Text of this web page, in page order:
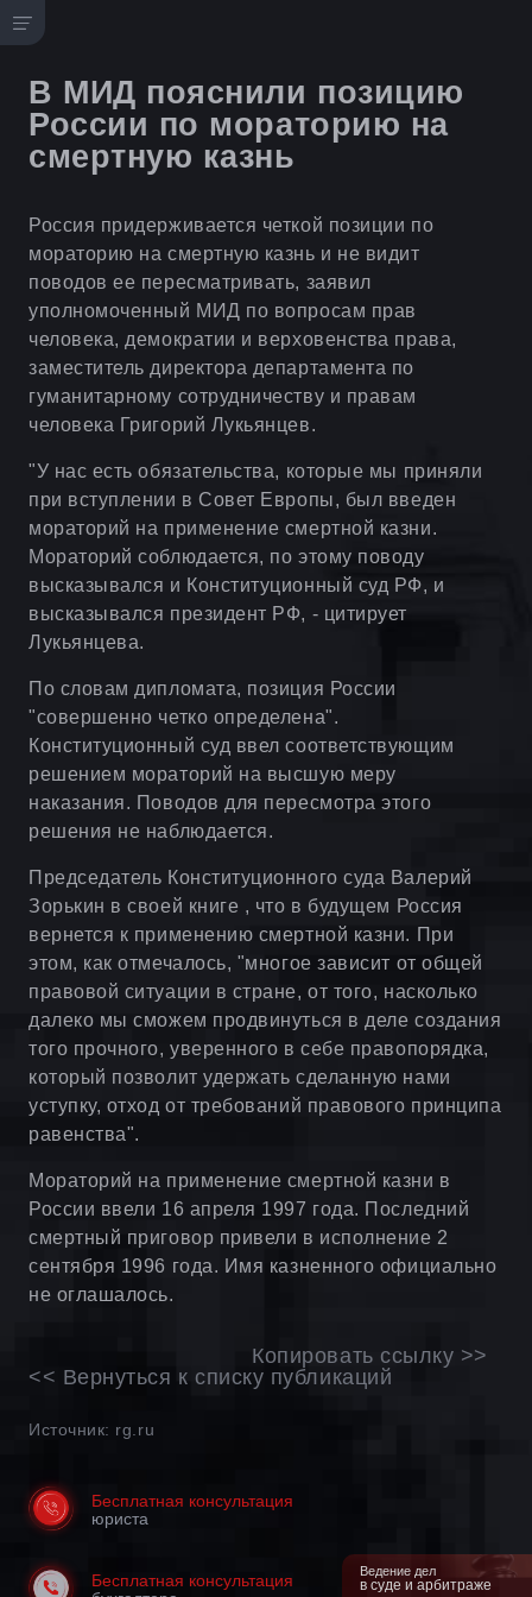
В МИД пояснили позицию
России по мораторию на
смертную казнь
Россия придерживается четкой позиции по
мораторию на смертную казнь и не видит
поводов ее пересматривать, заявил
уполномоченный МИД по вопросам прав
человека, демократии и верховенства права,
заместитель директора департамента по
гуманитарному сотрудничеству и правам
человека Григорий Лукьянцев.
"У нас есть обязательства, которые мы приняли
при вступлении в Совет Европы, был введен
мораторий на применение смертной казни.
Мораторий соблюдается, по этому поводу
высказывался и Конституционный суд РФ, и
высказывался президент РФ, - цитирует
Лукьянцева.
По словам дипломата, позиция России
"совершенно четко определена".
Конституционный суд ввел соответствующим
решением мораторий на высшую меру
наказания. Поводов для пересмотра этого
решения не наблюдается.
Председатель Конституционного суда Валерий
Зорькин в своей книге , что в будущем Россия
вернется к применению смертной казни. При
этом, как отмечалось, "многое зависит от общей
правовой ситуации в стране, от того, насколько
далеко мы сможем продвинуться в деле создания
того прочного, уверенного в себе правопорядка,
который позволит удержать сделанную нами
уступку, отход от требований правового принципа
равенства".
Мораторий на применение смертной казни в
России ввели 16 апреля 1997 года. Последний
смертный приговор привели в исполнение 2
сентября 1996 года. Имя казненного официально
не оглашалось.
Копировать ссылку >>
<< Вернуться к списку публикаций
Источник: rg.ru
Бесплатная консультация
юриста
Бесплатная консультация
Ведение дел
в суде и арбитраже